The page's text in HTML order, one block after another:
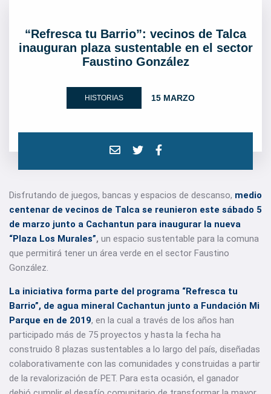
“Refresca tu Barrio”: vecinos de Talca
inauguran plaza sustentable en el sector
Faustino González
HISTORIAS 15 MARZO
Disfrutando de juegos, bancas y espacios de descanso, medio
centenar de vecinos de Talca se reunieron este sábado 5
de marzo junto a Cachantun para inaugurar la nueva
“Plaza Los Murales”, un espacio sustentable para la comuna
que permitirá tener un área verde en el sector Faustino
González.
La iniciativa forma parte del programa “Refresca tu
Barrio”, de agua mineral Cachantun junto a Fundación Mi
Parque en de 2019, en la cual a través de los años han
participado más de 75 proyectos y hasta la fecha ha
construido 8 plazas sustentables a lo largo del país, diseñadas
colaborativamente con las comunidades y construidas a partir
de la revalorización de PET. Para esta ocasión, el ganador